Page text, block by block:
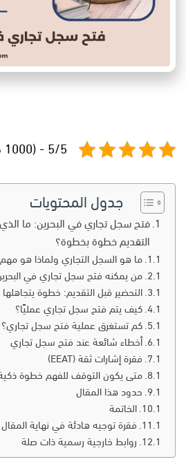
5/5 - (1000 صوت)
جدول المحتويات
فتح سجل تجاري في البحرين: ما
التقديم خطوة بخطوة؟
ما هو السجل التجاري ولماذا هو
من يمكنه فتح سجل تجاري في
التحضير قبل التقديم: خطوة
كيف يتم فتح سجل تجاري عمليًا؟
كم تستغرق عملية فتح سجل تجاري؟
أخطاء شائعة عند فتح سجل تجاري
فقرة إشارات ثقة (EEAT)
متى يكون التوقف للفهم خطوة
حدود هذا المقال
الخاتمة
فقرة توجيه هادئة في نهاية المقال
روابط خارجية رسمية ذات صلة